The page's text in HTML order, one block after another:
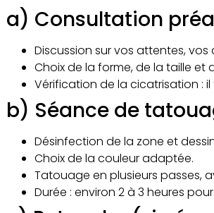
a) Consultation
Discussion sur vos attentes,
Choix de la forme, de la taille et
Vérification de la cicatrisation :
b) Séance de
Désinfection de la zone et
Choix de la couleur adaptée.
Tatouage en plusieurs passes,
Durée : environ 2 à 3 heures